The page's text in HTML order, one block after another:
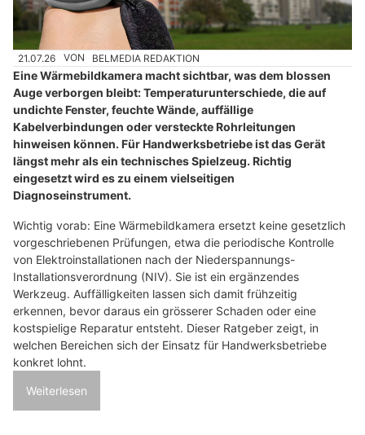
21.07.26 VON BELMEDIA REDAKTION
Eine Wärmebildkamera macht sichtbar, was dem blossen
Auge verborgen bleibt: Temperaturunterschiede, die auf
undichte Fenster, feuchte Wände, auffällige
Kabelverbindungen oder versteckte Rohrleitungen
hinweisen können. Für Handwerksbetriebe ist das Gerät
längst mehr als ein technisches Spielzeug. Richtig
eingesetzt wird es zu einem vielseitigen
Diagnoseinstrument.
Wichtig vorab: Eine Wärmebildkamera ersetzt keine gesetzlich
vorgeschriebenen Prüfungen, etwa die periodische Kontrolle
von Elektroinstallationen nach der Niederspannungs-
Installationsverordnung (NIV). Sie ist ein ergänzendes
Werkzeug. Auffälligkeiten lassen sich damit frühzeitig
erkennen, bevor daraus ein grösserer Schaden oder eine
kostspielige Reparatur entsteht. Dieser Ratgeber zeigt, in
welchen Bereichen sich der Einsatz für Handwerksbetriebe
konkret lohnt.
Weiterlesen